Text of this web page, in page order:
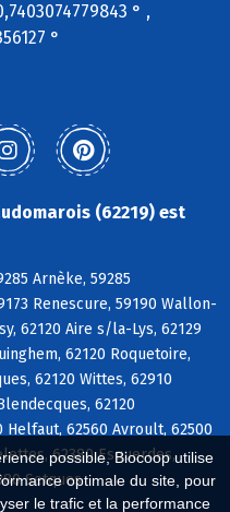
possible, Biocoop utilise
optimale du site, pour
le trafic et la performance
° ,
°
(62219) est
Arnèke, 59285
Renescure, 59190 Wallon-
62120 Aire s/la-Lys, 62129
62120 Roquetoire,
62120 Wittes, 62910
62120
62560 Avroult, 62500
62380 Esquerdes,
Setques